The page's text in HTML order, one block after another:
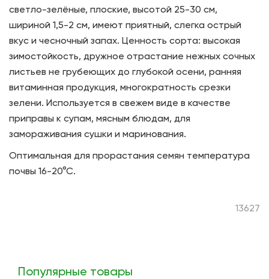
светло-зелёные, плоские, высотой 25-30 см,
шириной 1,5-2 см, имеют приятный, слегка острый
вкус и чесночный запах. Ценность сорта: высокая
зимостойкость, дружное отрастание нежных сочных
листьев не грубеющих до глубокой осени, ранняя
витаминная продукция, многократность срезки
зелени. Используется в свежем виде в качестве
приправы к супам, мясным блюдам, для
замораживания сушки и маринования.
Оптимальная для прорастания семян температура
почвы 16-20°С.
13627
Популярные товары